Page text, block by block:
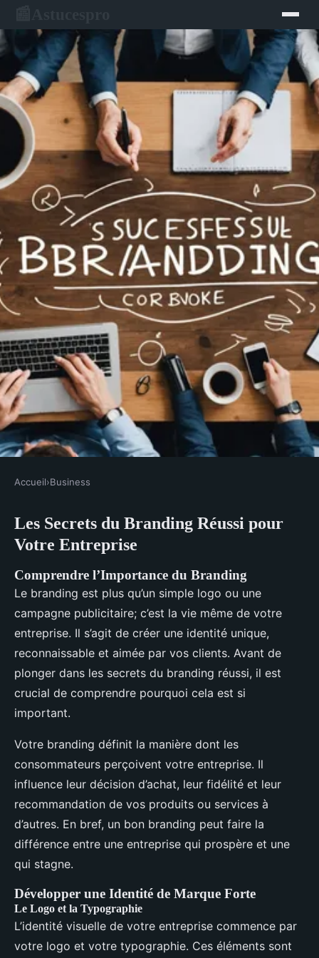
Les secrets du branding réussi
pour votre entreprise
Lyam•20 décembre 2024•7 min de lecture
Accueil›Business
Les Secrets du Branding Réussi pour
Votre Entreprise
Comprendre l’Importance du Branding
Le branding est plus qu’un simple logo ou une
campagne publicitaire; c’est la vie même de votre
entreprise. Il s’agit de créer une identité unique,
reconnaissable et aimée par vos clients. Avant de
plonger dans les secrets du branding réussi, il est
crucial de comprendre pourquoi cela est si
important.
Votre branding définit la manière dont les
consommateurs perçoivent votre entreprise. Il
influence leur décision d’achat, leur fidélité et leur
recommandation de vos produits ou services à
d’autres. En bref, un bon branding peut faire la
différence entre une entreprise qui prospère et une
qui stagne.
Développer une Identité de Marque Forte
Le Logo et la Typographie
L’identité visuelle de votre entreprise commence par
votre logo et votre typographie. Ces éléments sont